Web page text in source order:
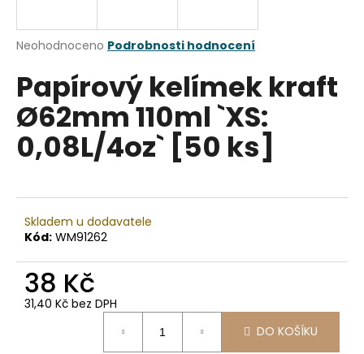
Průměrné
produktu
je
0,0
z
5
hvězdiček.
Neohodnoceno Podrobnosti hodnocení
Papírový kelímek kraft
Ø62mm 110ml `XS:
0,08L/4oz` [50 ks]
Skladem u dodavatele
Kód: WM91262
38 Kč
31,40 Kč bez DPH
DO KOŠÍKU
j
t
?
D
o
p
o